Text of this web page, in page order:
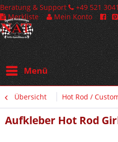
Beratung & Support
+49 521
Merkliste
Mein Konto
Menü
Übersicht Hot Rod /
Aufkleber Hot Rod